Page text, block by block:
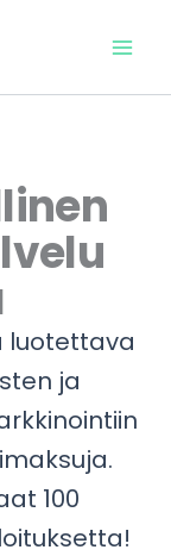
luotettava
ja
100